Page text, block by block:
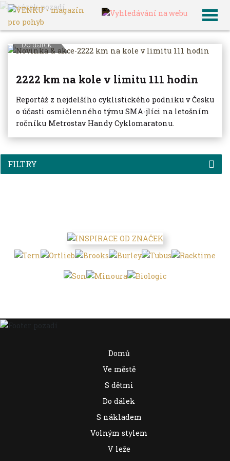
VENKU Archiv článků
FILTRY
Do dálek
2222 km na kole v limitu 111 hodin
Reportáž z nejdelšího cyklistického podniku v Česku
o účasti osmičlenného týmu SMA-jlíci na letošním
ročníku Metrostav Handy Cyklomaratonu.
Domů
Ve městě
S dětmi
Do dálek
S nákladem
Volným stylem
V leže